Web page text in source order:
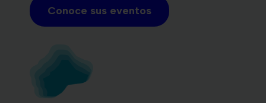
Conoce sus eventos